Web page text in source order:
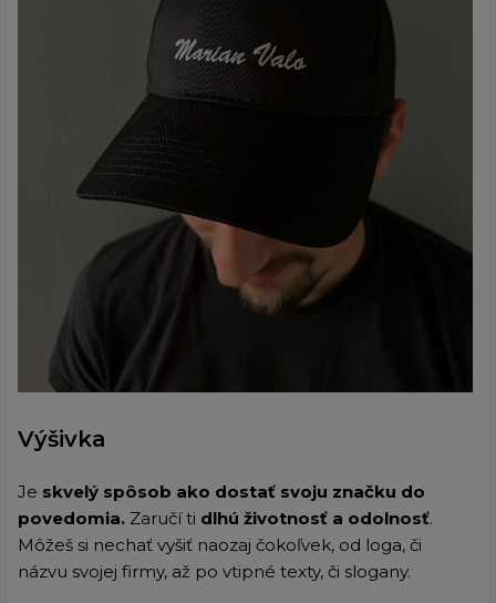
Výšivka
Je skvelý spôsob ako dostať svoju značku do
povedomia. Zaručí ti dlhú životnosť a odolnosť.
Môžeš si nechať vyšiť naozaj čokoľvek, od loga, či
názvu svojej firmy, až po vtipné texty, či slogany.